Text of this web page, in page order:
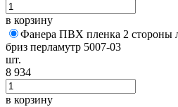
в корзину
Фанера ПВХ пленка 2 стороны
бриз перламутр 5007-03
шт.
8 934
в корзину